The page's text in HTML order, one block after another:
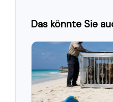
Das könnte Sie